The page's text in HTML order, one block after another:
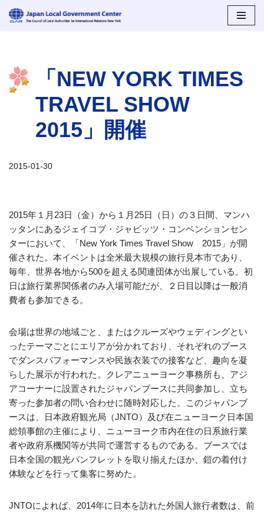
ン
ツ
「NEW YORK TIMES
TRAVEL SHOW
2015」開催
2015-01-30
2015年１月23日（金）から１月25日（日）の３日間、マンハ
ッタンにあるジェイコブ・ジャビッツ・コンベンションセン
ターにおいて、「New York Times Travel Show 2015」が開
催された。本イベントは全米最大規模の旅行見本市であり、
毎年、世界各地から500を超える関連団体が出展している。初
日は旅行業界関係者のみ入場可能だが、２日目以降は一般消
費者も参加できる。
会場は世界の地域ごと、またはクルーズやウェディングとい
ったテーマごとにエリアが分かれており、それぞれのブース
でダンスパフォーマンスや民族衣装での接客など、趣向を凝
らした展示が行われた。クレアニューヨーク事務所も、アジ
アコーナーに設置されたジャパンブースに共同参加し、立ち
寄った参加者の問い合わせに随時対応した。このジャパンブ
ースは、日本政府観光局（JNTO）及び在ニューヨーク日本国
総領事館の主催により、ニューヨーク市内在住の日系旅行業
者や政府系機関等が共同で運営するものである。ブースでは
日本全国の観光パンフレットを取り揃えたほか、鎧の着付け
体験などを行って集客に努めた。
JNTOによれば、2014年に日本を訪れた外国人旅行者数は、前